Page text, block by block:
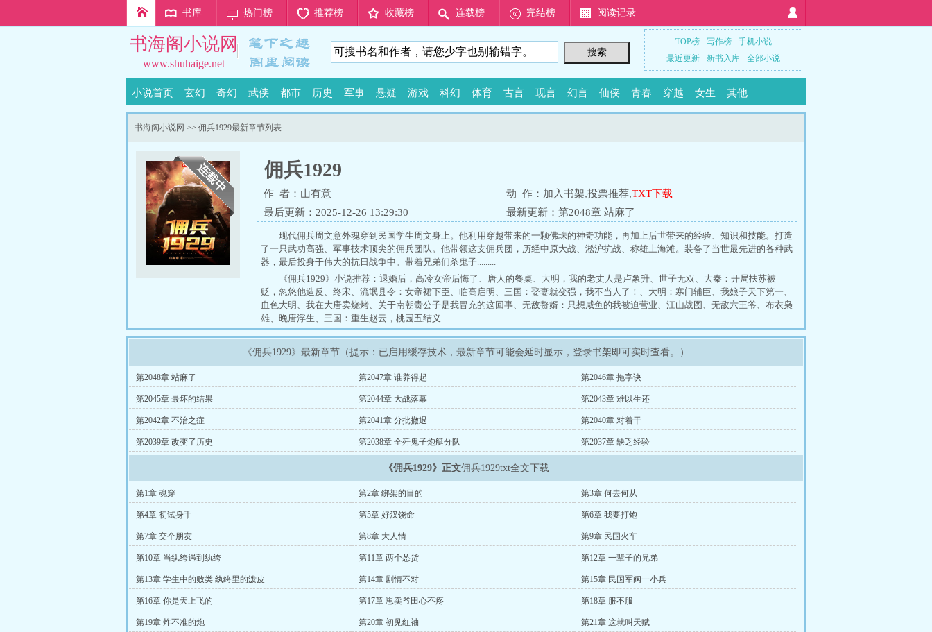
书库 热门榜 推荐榜 收藏榜 连载榜 完结榜 阅读记录
书海阁小说网
www.shuhaige.net
TOP榜 写作榜
手机小说
最近更新
新书入库 全部小说
小说首页 玄幻 奇幻 武侠 都市 历史 军事 悬疑 游戏 科幻 体育 古言 现言 幻言 仙侠 青春 穿越 女生 其他
书海阁小说网 >> 佣兵1929最新章节列表
佣兵1929
作 者： 山有意 动 作： 加入书架,投票推荐,TXT下载
最后更新：2025-12-26 13:29:30
最新更新： 第2048章 站麻了
现代佣兵周文意外魂穿到民国学生周文身上。他利用穿越带来的一颗佛珠的神奇功能，再加上后世带来的经验、知识和技能。打造
了一只武功高强、军事技术顶尖的佣兵团队。他带领这支佣兵团，历经中原大战、淞沪抗战、称雄上海滩。装备了当世最先进的各种武
器，最后投身于伟大的抗日战争中。带着兄弟们杀鬼子.........
《佣兵1929》小说推荐： 退婚后，高冷女帝后悔了 、 唐人的餐桌、 大明，我的老丈人是卢象升、 世子无双、 大秦：开局扶苏被
贬，忽悠他造反 、 终宋、 流氓县令：女帝裙下臣、 临高启明 、 三国：娶妻就变强，我不当人了！ 、 大明：寒门辅臣、 我娘子天下第一、
血色大明 、 我在大唐卖烧烤、 关于南朝贵公子是我冒充的这回事、 无敌赘婿：只想咸鱼的我被迫营业、 江山战图 、 无敌六王爷、 布衣枭
雄、 晚唐浮生、 三国：重生赵云，桃园五结义
《佣兵1929》最新章节（提示：已启用缓存技术，最新章节可能会延时显示，登录书架即可实时查看。）
第2048章 站麻了 第2047章 谁养得起 第2046章 拖字诀
第2045章 最坏的结果 第2044章 大战落幕 第2043章 难以生还
第2042章 不治之症 第2041章 分批撤退 第2040章 对着干
第2039章 改变了历史 第2038章 全歼鬼子炮艇分队 第2037章 缺乏经验
《佣兵1929》正文佣兵1929txt全文下载
第1章 魂穿 第2章 绑架的目的 第3章 何去何从
第4章 初试身手 第5章 好汉饶命 第6章 我要打炮
第7章 交个朋友 第8章 大人情 第9章 民国火车
第10章 当纨绔遇到纨绔 第11章 两个怂货 第12章 一辈子的兄弟
第13章 学生中的败类 纨绔里的泼皮 第14章 剧情不对 第15章 民国军阀一小兵
第16章 你是天上飞的 第17章 崽卖爷田心不疼 第18章 服不服
第19章 炸不准的炮 第20章 初见红袖 第21章 这就叫天赋